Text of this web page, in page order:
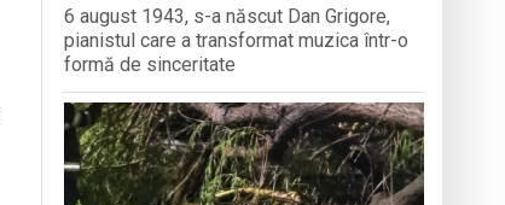
6 august 1943, s-a născut Dan Grigore,
pianistul care a transformat muzica într-o
formă de sinceritate